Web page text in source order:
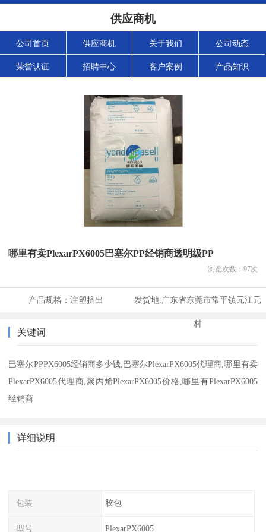
供应商机
公司首页 供应商机 关于我们 公司动态
荣誉认证 招聘中心 客户案例 产品知识
哪里有卖PlexarPX6005巴塞尔PP经销商透明级PP
浏览次数： 97次
产品规格： 注塑挤出 发货地:广东省东莞市常平镇元江元
村
关键词
巴塞尔PPPX6005经销商多少钱,巴塞尔PlexarPX6005代理商,哪里有卖
PlexarPX6005代理商,聚丙烯PlexarPX6005价格,哪里有PlexarPX6005
经销商
详细说明
包装 胶包
型号 PlexarPX6005